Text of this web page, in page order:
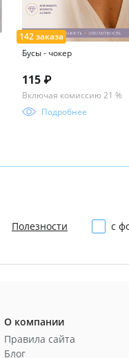
Бусы - чокер
115 ₽
Включая комиссию 21 %
Подробнее
Полезности с
О компании
Правила сайта
Блог